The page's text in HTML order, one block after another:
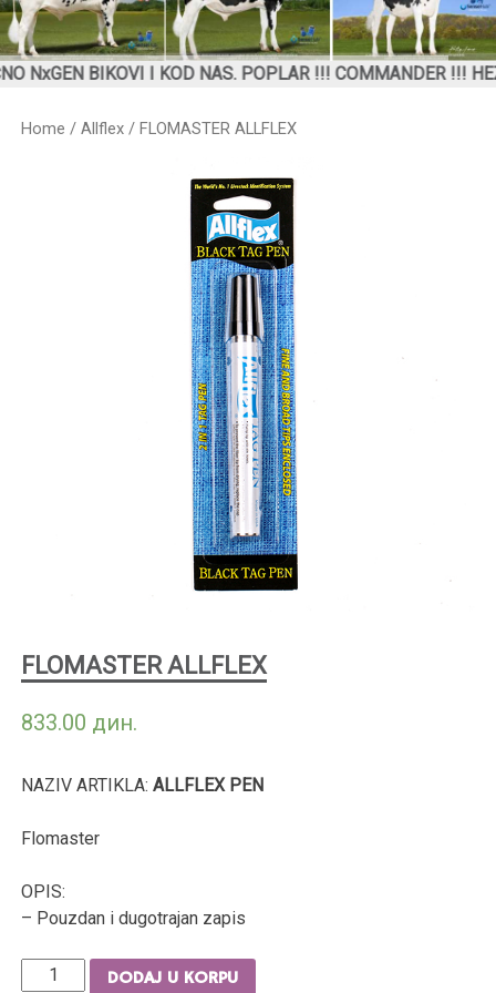
NxGEN BIKOVI I KOD NAS. POPLAR !!! COMMANDER !!!
Home /Allflex / FLOMASTER ALLFLEX
FLOMASTER ALLFLEX
833.00 дин.
NAZIV ARTIKLA:ALLFLEX PEN
Flomaster
OPIS:
– Pouzdan i dugotrajan zapis
Količina DODAJ U KORPU